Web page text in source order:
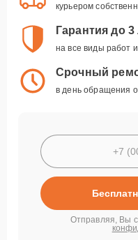
курьером
Гарантия до 3
на все виды работ
Срочный
в день обращения
Отправляя, Вы